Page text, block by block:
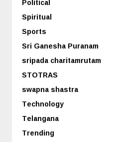
Spiritual
Sports
Sri Ganesha Puranam
sripada charitamrutam
STOTRAS
swapna shastra
Technology
Telangana
Trending